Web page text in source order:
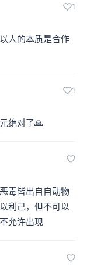
1
人的本质是合作
1
绝对了🙏
毒皆出自自动物
利己，但不可以
允许出现